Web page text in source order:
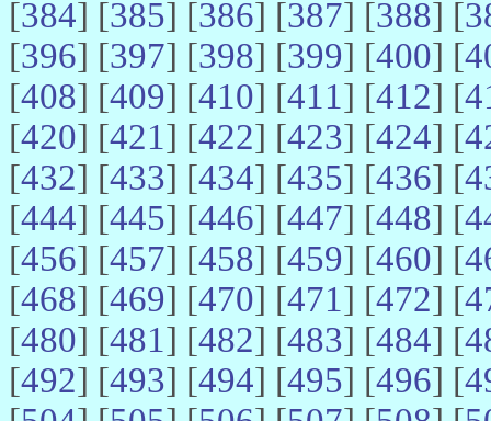
[384] [385] [386] [387] [388] [
[396] [397] [398] [399] [400] [
[408] [409] [410] [411] [412] [
[420] [421] [422] [423] [424] [
[432] [433] [434] [435] [436] [
[444] [445] [446] [447] [448] [
[456] [457] [458] [459] [460] [
[468] [469] [470] [471] [472] [
[480] [481] [482] [483] [484] [
[492] [493] [494] [495] [496] [